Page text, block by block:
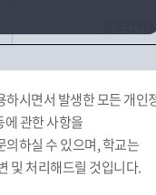
시면서 발생한 모든 개인
관한 사항을
하실 수 있으며, 학교는
및 처리해드릴 것입니다.